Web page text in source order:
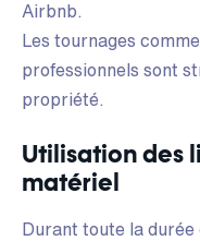
Airbnb.
Les tournages
professionnels sont
propriété.
Utilisation des
matériel
Durant toute la